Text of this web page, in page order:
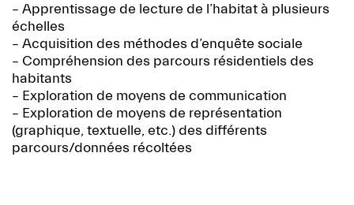
– Apprentissage de lecture de l’habitat à plusieurs
échelles
– Acquisition des méthodes d’enquête sociale
– Compréhension des parcours résidentiels des
habitants
– Exploration de moyens de communication
– Exploration de moyens de représentation
(graphique, textuelle, etc.) des différents
parcours/données récoltées